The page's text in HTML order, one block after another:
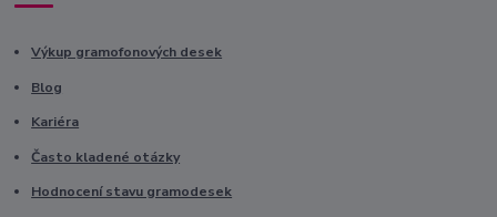
Výkup gramofonových desek
Blog
Kariéra
Často kladené otázky
Hodnocení stavu gramodesek